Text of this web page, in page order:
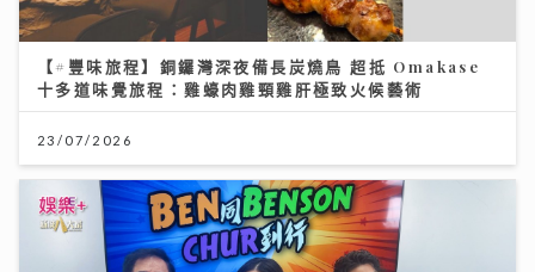
【#豐味旅程】銅鑼灣深夜備長炭燒鳥 超抵 Omakase
十多道味覺旅程：雞蠔肉雞頸雞肝極致火候藝術
23/07/2026